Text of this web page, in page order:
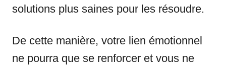
solutions plus saines pour les résoudre.
De cette manière, votre lien émotionnel
ne pourra que se renforcer et vous ne